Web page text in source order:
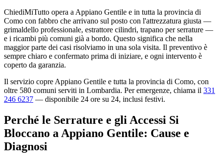
ChiediMiTutto opera a Appiano Gentile e in tutta la provincia di
Como con fabbro che arrivano sul posto con l'attrezzatura giusta —
grimaldello professionale, estrattore cilindri, trapano per serrature —
e i ricambi più comuni già a bordo. Questo significa che nella
maggior parte dei casi risolviamo in una sola visita. Il preventivo è
sempre chiaro e confermato prima di iniziare, e ogni intervento è
coperto da garanzia.
Il servizio copre Appiano Gentile e tutta la provincia di Como, con
oltre 580 comuni serviti in Lombardia. Per emergenze, chiama il 331
246 6237 — disponibile 24 ore su 24, inclusi festivi.
Perché le Serrature e gli Accessi Si
Bloccano a Appiano Gentile: Cause e
Diagnosi